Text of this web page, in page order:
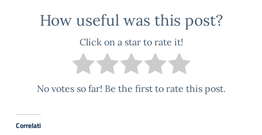
How useful was this post?
Click on a star to rate it!
No votes so far! Be the first to rate this post.
Correlati